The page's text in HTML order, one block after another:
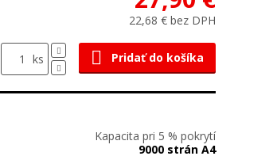
22,68 € bez DPH
ks Pridať do košíka
Kapacita pri 5 % pokrytí
9000 strán A4